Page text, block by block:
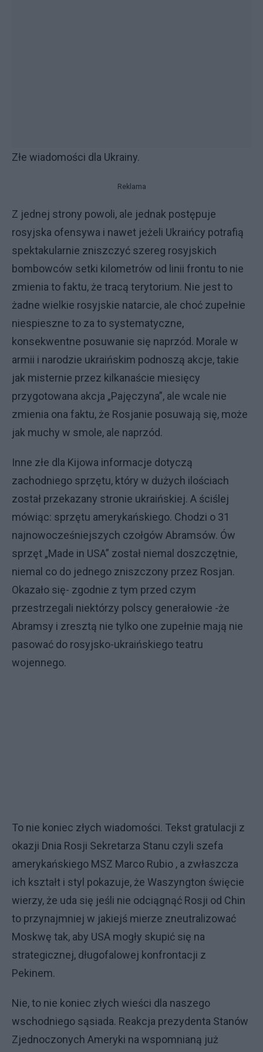
Złe wiadomości dla Ukrainy.
Reklama
Z jednej strony powoli, ale jednak postępuje
rosyjska ofensywa i nawet jeżeli Ukraińcy potrafią
spektakularnie zniszczyć szereg rosyjskich
bombowców setki kilometrów od linii frontu to nie
zmienia to faktu, że tracą terytorium. Nie jest to
żadne wielkie rosyjskie natarcie, ale choć zupełnie
niespieszne to za to systematyczne,
konsekwentne posuwanie się naprzód. Morale w
armii i narodzie ukraińskim podnoszą akcje, takie
jak misternie przez kilkanaście miesięcy
przygotowana akcja „Pajęczyna”, ale wcale nie
zmienia ona faktu, że Rosjanie posuwają się, może
jak muchy w smole, ale naprzód.
Inne złe dla Kijowa informacje dotyczą
zachodniego sprzętu, który w dużych ilościach
został przekazany stronie ukraińskiej. A ściślej
mówiąc: sprzętu amerykańskiego. Chodzi o 31
najnowocześniejszych czołgów Abramsów. Ów
sprzęt „Made in USA” został niemal doszczętnie,
niemal co do jednego zniszczony przez Rosjan.
Okazało się- zgodnie z tym przed czym
przestrzegali niektórzy polscy generałowie -że
Abramsy i zresztą nie tylko one zupełnie mają nie
pasować do rosyjsko-ukraińskiego teatru
wojennego.
To nie koniec złych wiadomości. Tekst gratulacji z
okazji Dnia Rosji Sekretarza Stanu czyli szefa
amerykańskiego MSZ Marco Rubio , a zwłaszcza
ich kształt i styl pokazuje, że Waszyngton święcie
wierzy, że uda się jeśli nie odciągnąć Rosji od Chin
to przynajmniej w jakiejś mierze zneutralizować
Moskwę tak, aby USA mogły skupić się na
strategicznej, długofalowej konfrontacji z
Pekinem.
Nie, to nie koniec złych wieści dla naszego
wschodniego sąsiada. Reakcja prezydenta Stanów
Zjednoczonych Ameryki na wspomnianą już